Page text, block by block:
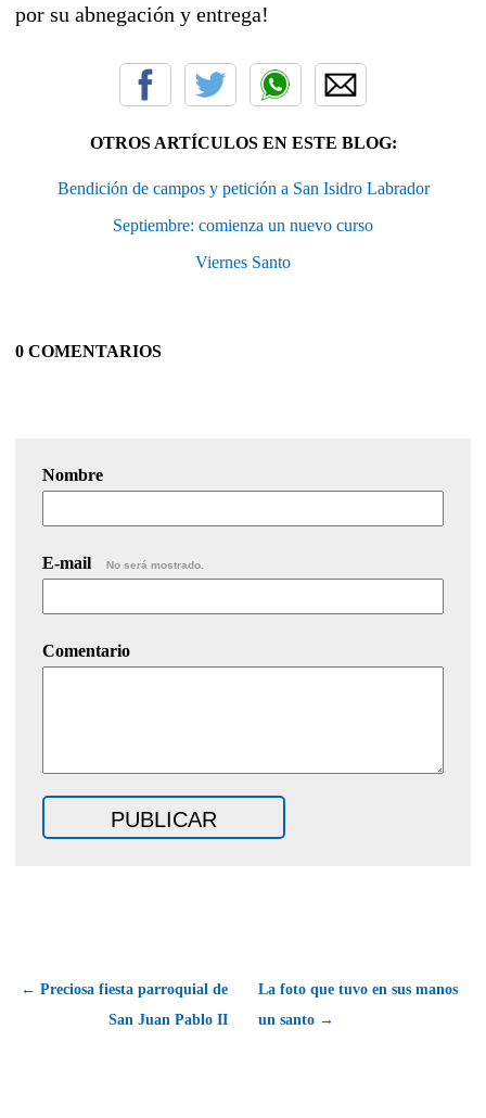
por su abnegación y entrega!
OTROS ARTÍCULOS EN ESTE BLOG:
Bendición de campos y petición a San Isidro Labrador
Septiembre: comienza un nuevo curso
Viernes Santo
0 COMENTARIOS
Nombre
E-mail No será mostrado.
Comentario
← Preciosa fiesta parroquial de
San Juan Pablo II
La foto que tuvo en sus manos
un santo →